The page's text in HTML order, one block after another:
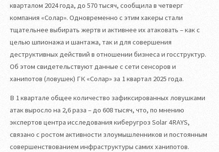
кварталом 2024 года, до 570 тысяч, сообщила в четверг
компания «Солар». Одновременно с этим хакеры стали
тщательнее выбирать жертв и активнее их атаковать – как с
целью шпионажа и шантажа, так и для совершения
деструктивных действий в отношении бизнеса и госструктур.
Об этом свидетельствуют данные с сети сенсоров и
ханипотов (ловушек) ГК «Солар» за 1 квартал 2025 года.
В 1 квартале общее количество зафиксированных ловушками
атак выросло на 2,6 раза – до 608 тысяч, что, по мнению
экспертов центра исследования киберугроз Solar 4RAYS,
связано с ростом активности злоумышленников и постоянным
совершенствованием инфраструктуры самих ханипотов.